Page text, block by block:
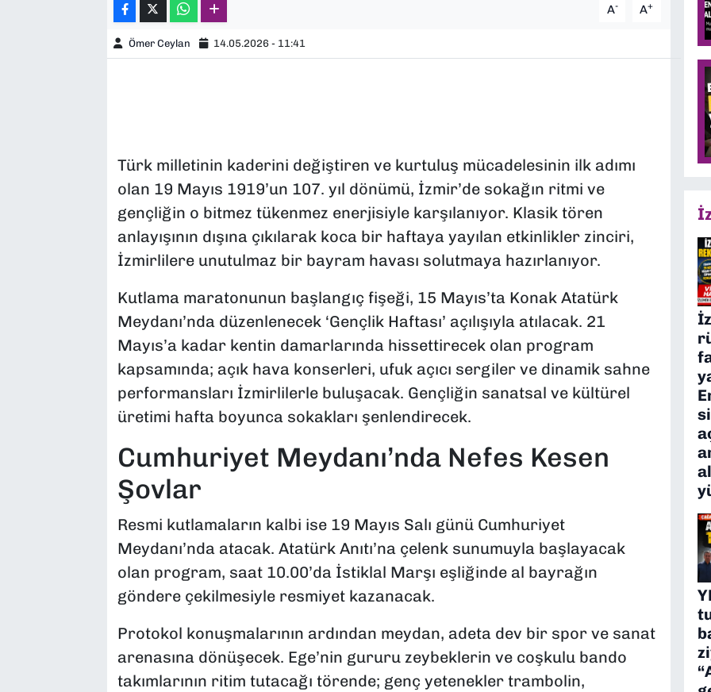
A- A+
Ömer Ceylan 14.05.2026 - 11:41
Türk milletinin kaderini değiştiren ve kurtuluş mücadelesinin ilk adımı
olan 19 Mayıs 1919’un 107. yıl dönümü, İzmir’de sokağın ritmi ve
gençliğin o bitmez tükenmez enerjisiyle karşılanıyor. Klasik tören
anlayışının dışına çıkılarak koca bir haftaya yayılan etkinlikler zinciri,
İzmirlilere unutulmaz bir bayram havası solutmaya hazırlanıyor.
Kutlama maratonunun başlangıç fişeği, 15 Mayıs’ta Konak Atatürk
Meydanı’nda düzenlenecek ‘Gençlik Haftası’ açılışıyla atılacak. 21
Mayıs’a kadar kentin damarlarında hissettirecek olan program
kapsamında; açık hava konserleri, ufuk açıcı sergiler ve dinamik sahne
performansları İzmirlilerle buluşacak. Gençliğin sanatsal ve kültürel
üretimi hafta boyunca sokakları şenlendirecek.
Cumhuriyet Meydanı’nda Nefes Kesen
Şovlar
Resmi kutlamaların kalbi ise 19 Mayıs Salı günü Cumhuriyet
Meydanı’nda atacak. Atatürk Anıtı’na çelenk sunumuyla başlayacak
olan program, saat 10.00’da İstiklal Marşı eşliğinde al bayrağın
göndere çekilmesiyle resmiyet kazanacak.
Protokol konuşmalarının ardından meydan, adeta dev bir spor ve sanat
arenasına dönüşecek. Ege’nin gururu zeybeklerin ve coşkulu bando
takımlarının ritim tutacağı törende; genç yetenekler trambolin,